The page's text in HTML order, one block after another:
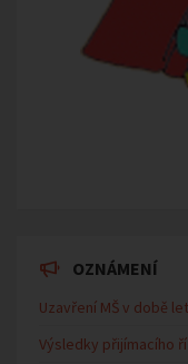
OZNÁMENÍ
Uzavření MŠ v době
Výsledky přijímacího